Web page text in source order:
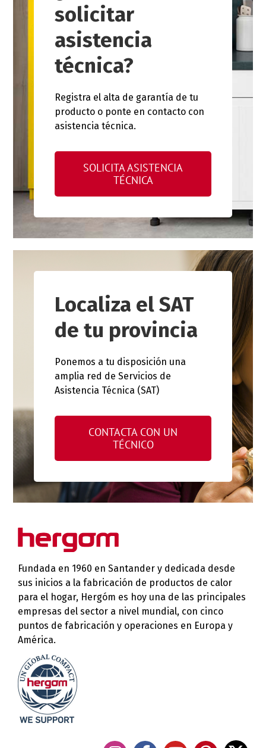
solicitar
asistencia
técnica?
Registra el alta de garantía de tu
producto o ponte en contacto con
asistencia técnica.
SOLICITA ASISTENCIA
TÉCNICA
Localiza el SAT
de tu provincia
Ponemos a tu disposición una
amplia red de Servicios de
Asistencia Técnica (SAT)
CONTACTA CON UN
TÉCNICO
Fundada en 1960 en Santander y dedicada desde
sus inicios a la fabricación de productos de calor
para el hogar, Hergóm es hoy una de las principales
empresas del sector a nivel mundial, con cinco
puntos de fabricación y operaciones en Europa y
América.